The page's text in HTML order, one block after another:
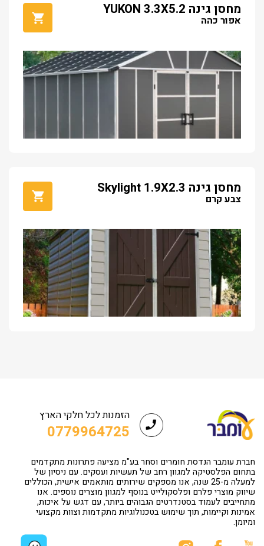
מחסן גינה YUKON 3.3X5.2
אפור כהה
מחסן גינה Skylight 1.9X2.3
צבע קרם
הזמנות לכל חלקי הארץ
0779964725
חברת עומבר הנדסת חומרים וסחר בע"מ מציעה פתרונות מתקדמים
בתחום הפלסטיקה למגוון רחב של תעשיות ועסקים. עם ניסיון של
למעלה מ-25 שנה, אנו מספקים שירותים מותאמים אישית, הכוללים
שיווק מוצרי פלרם ופלסקולייט בנוסף למגוון מוצרים נוספים. אנו
מתחייבים לעמוד בסטנדרטים הגבוהים ביותר, עם דגש על איכות,
אמינות וקיימות, תוך שימוש בטכנולוגיות מתקדמות וצוות מקצועי
ומיומן.